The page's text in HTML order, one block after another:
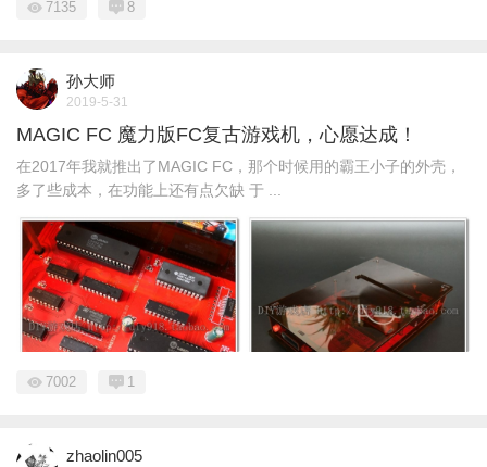
7135 8
孙大师
2019-5-31
MAGIC FC 魔力版FC复古游戏机，心愿达成！
在2017年我就推出了MAGIC FC，那个时候用的霸王小子的外壳，
多了些成本，在功能上还有点欠缺 于 ...
7002 1
zhaolin005